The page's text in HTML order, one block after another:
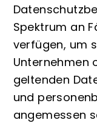
Spektrum an
verfügen, um
Unternehmen
geltenden
und
angemessen